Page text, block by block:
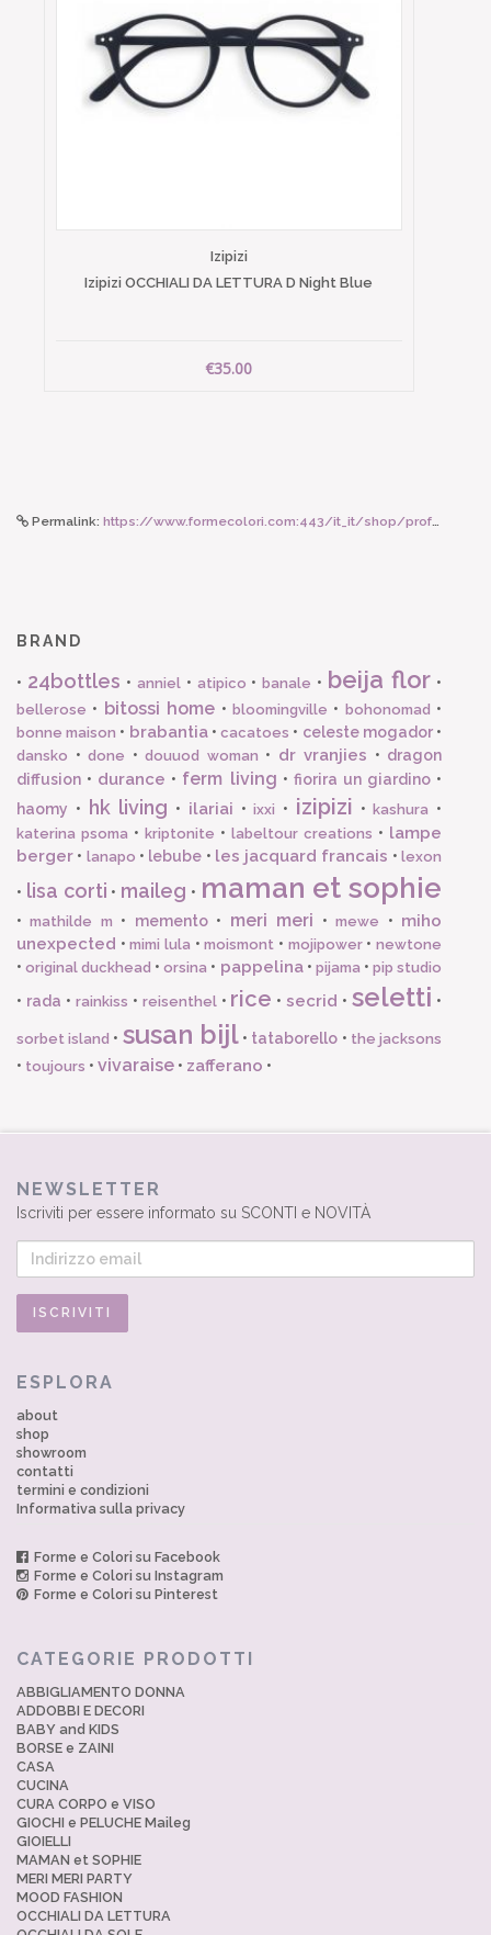
Izipizi
Izipizi OCCHIALI DA LETTURA D Night Blue
€35.00
Permalink: https://www.formecolori.com:443/it_it/shop/profumazioni/lampe_berger/lampe_berger_lampe_berger_collezione_enigma_marron/6301
BRAND
• 24bottles • anniel• atipico •banale • beija flor •
bellerose • bitossi home • bloomingville • bohonomad •
bonne maison • brabantia•cacatoes • celeste mogador•
dansko • done • douuod woman • dr vranjies • dragon
diffusion • durance • ferm living • fiorira un giardino•
haomy • hk living • ilariai •ixxi • izipizi •kashura •
katerina psoma • kriptonite • labeltour creations • lampe
berger • lanapo • lebube • les jacquard francais •lexon
• lisa corti • maileg • maman et sophie
•mathilde m • memento• meri meri •mewe • miho
unexpected •mimi lula •moismont • mojipower•newtone
•original duckhead •orsina • pappelina• pijama • pip studio
• rada • rainkiss • reisenthel• rice •secrid •seletti •
sorbet island • susan bijl• tataborello • the jacksons
• toujours • vivaraise • zafferano •
NEWSLETTER
Iscriviti per essere informato su SCONTI e NOVITÀ
ESPLORA
about
shop
showroom
contatti
termini e condizioni
Informativa sulla privacy
Forme e Colori su Facebook
Forme e Colori su Instagram
Forme e Colori su Pinterest
CATEGORIE PRODOTTI
ABBIGLIAMENTO DONNA
ADDOBBI E DECORI
BABY and KIDS
BORSE e ZAINI
CASA
CUCINA
CURA CORPO e VISO
GIOCHI e PELUCHE Maileg
GIOIELLI
MAMAN et SOPHIE
MERI MERI PARTY
MOOD FASHION
OCCHIALI DA LETTURA